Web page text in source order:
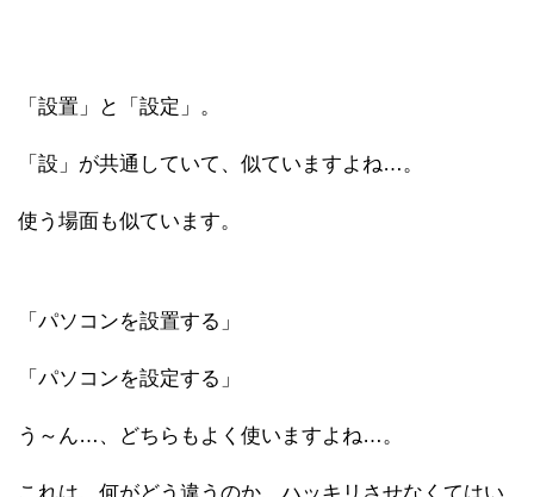
「設置」と「設定」。
「設」が共通していて、似ていますよね…。
使う場面も似ています。
「パソコンを設置する」
「パソコンを設定する」
う～ん…、どちらもよく使いますよね…。